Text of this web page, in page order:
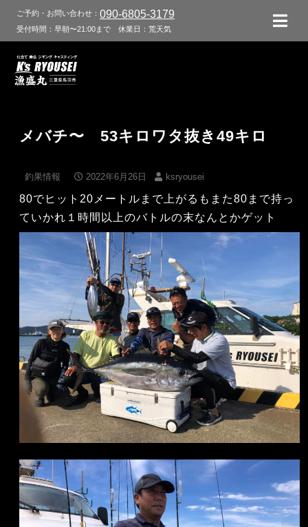
ご予約・お問い合わせ： 090-6805-3179
受付時間：早朝〜21:00まで 休業日：荒天気
メバチ〜 53キロワタ抜き49キロ
釣果情報 2022年6月26日 ksryousei
80でヒット20メートルまで上がるもまた80まで持っ
ていかれ１時間以上のバトルの末なんとかゲット